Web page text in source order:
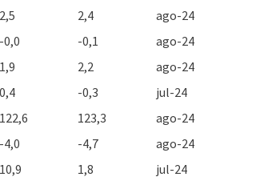
2,5 2,4
ago-24
-0,0 -0,1
ago-24
1,9 2,2
ago-24
0,4 -0,3
jul-24
122,6 123,3
ago-24
-4,0 -4,7
ago-24
10,9 1,8
jul-24